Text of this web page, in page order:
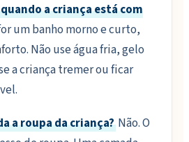
a criança está com
um banho morno e curto,
Não use água fria, gelo
a criança tremer ou ficar
a roupa da criança? Não. O